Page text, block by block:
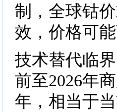
制，全球钴
效，价格可
技术替代临
前至2026年
年，相当于